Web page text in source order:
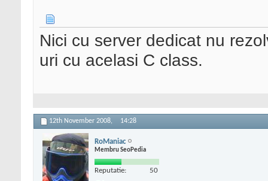
Nici cu server dedicat nu
uri cu acelasi C class.
12th November 2008, 14:28
RoManiac
Membru SeoPedia
Reputatie: 50